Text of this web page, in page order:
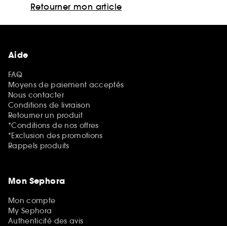
Retourner mon article
Aide
FAQ
Moyens de paiement acceptés
Nous contacter
Conditions de livraison
Retourner un produit
*Conditions de nos offres
*Exclusion des promotions
Rappels produits
Mon Sephora
Mon compte
My Sephora
Authenticité des avis